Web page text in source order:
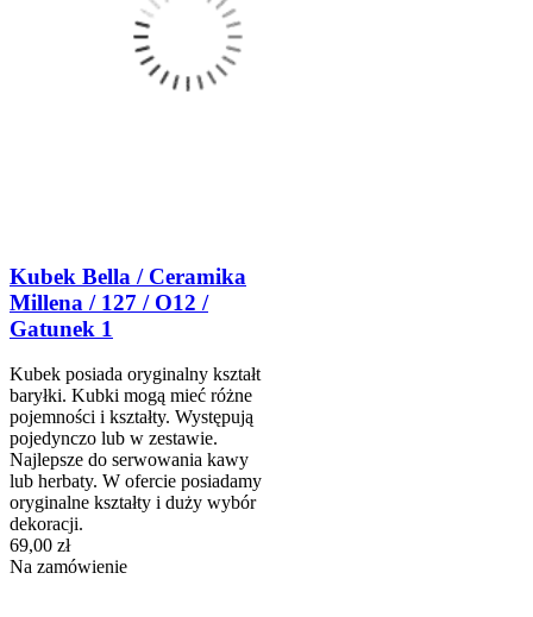
Kubek Bella / Ceramika
Millena / 127 / O12 /
Gatunek 1
Kubek posiada oryginalny kształt
baryłki. Kubki mogą mieć różne
pojemności i kształty. Występują
pojedynczo lub w zestawie.
Najlepsze do serwowania kawy
lub herbaty. W ofercie posiadamy
oryginalne kształty i duży wybór
dekoracji.
69,00 zł
Na zamówienie